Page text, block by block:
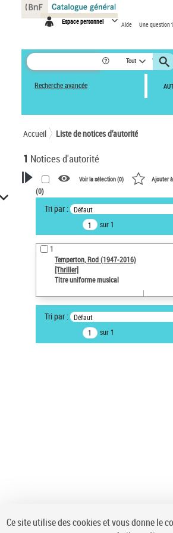
Espace personnel Aide Une question ?
Tout
Recherche avancée
Accueil Liste de notices d’autorité
1 Notices d'autorité
VOTRE RECHERCHE
Recherche avancée dans les
notices d’autorité
Œuvres liées à l'auteur :
Temperton, Rod (1947-2016)
Auteur d’œuvre
Type de notice d'autorité
Voir la sélection (0) Ajouter
(0)
Tri par : Défaut
sur 1
1
Temperton, Rod (1947-2016)
[Thriller]
Titre uniforme musical
Tri par : Défaut
sur 1
Panneau de gestion des cookies
Ce site utilise des cookies et vous donne le